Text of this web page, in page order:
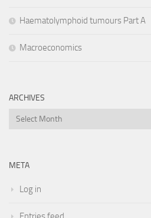
Haematolymphoid tumours Part A
Macroeconomics
ARCHIVES
Archives
META
Log in